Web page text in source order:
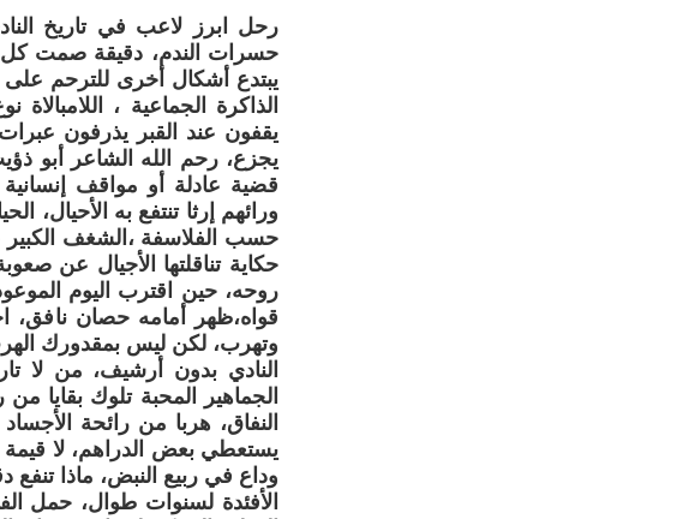
رحل ابرز لاعب في تاريخ
حسرات الندم، دقيقة صمت كل
يبتدع أشكال أخرى للترحم على
الذاكرة الجماعية ،
يقفون عند القبر يذرفون
يجزع، رحم الله الشاعر أبو
قضية عادلة أو مواقف
ورائهم إرثا تنتفع به الأحيال،
حسب الفلاسفة ،الشغف الكبير
حكاية تناقلتها الأجيال عن
روحه، حين اقترب اليوم
قواه،ظهر أمامه حصان نافق،
وتهرب، لكن ليس بمقدورك
النادي بدون أرشيف، من لا
الجماهير المحبة تلوك بقايا
النفاق، هربا من رائحة
يستعطي بعض الدراهم، لا قيمة
وداع في ربيع النبض، ماذا
الأفئدة لسنوات طوال، حمل